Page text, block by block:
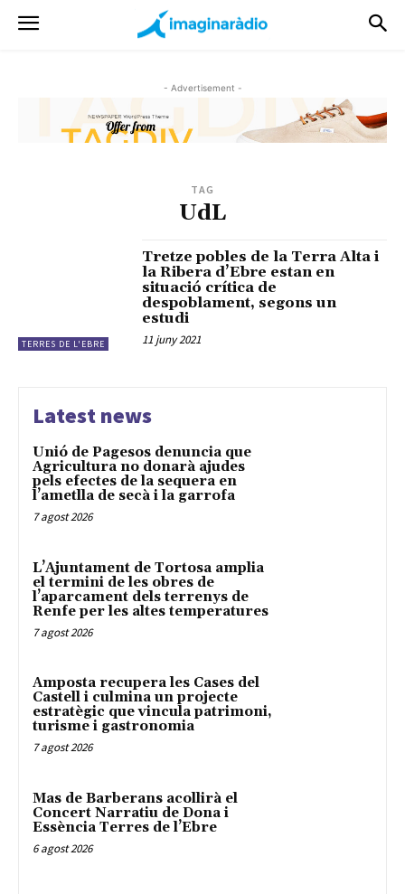
- Advertisement -
TAG
UdL
TERRES DE L'EBRE
Tretze pobles de la Terra Alta i
la Ribera d’Ebre estan en
situació crítica de
despoblament, segons un
estudi
11 juny 2021
Latest news
Unió de Pagesos denuncia que
Agricultura no donarà ajudes
pels efectes de la sequera en
l’ametlla de secà i la garrofa
7 agost 2026
L’Ajuntament de Tortosa amplia
el termini de les obres de
l’aparcament dels terrenys de
Renfe per les altes temperatures
7 agost 2026
Amposta recupera les Cases del
Castell i culmina un projecte
estratègic que vincula patrimoni,
turisme i gastronomia
7 agost 2026
Mas de Barberans acollirà el
Concert Narratiu de Dona i
Essència Terres de l’Ebre
6 agost 2026